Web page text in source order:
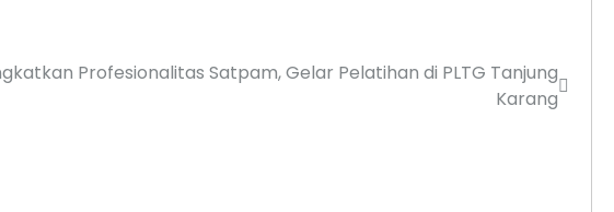
Profesionalitas Satpam, Gelar Pelatihan di PLTG Tanjung
Karang